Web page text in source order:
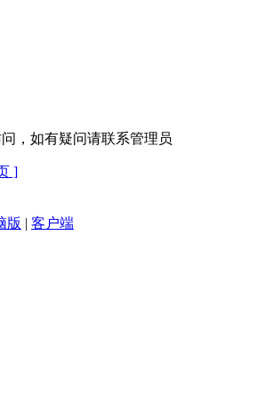
，如有疑问请联系管理员
]
版 | 客户端